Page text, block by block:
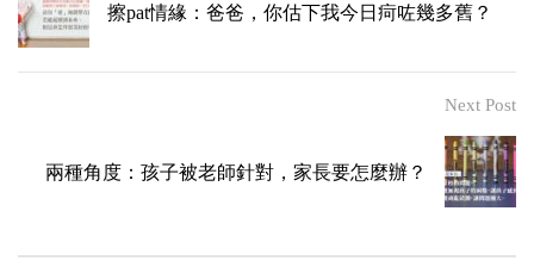
擦pat情緣：爸爸，你估下我今日疴咗幾多舊？
Next Post
兩種角度：孩子被老師針對，家長要怎麼辦？